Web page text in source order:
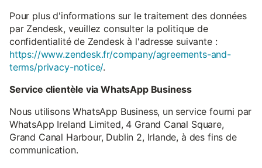
Pour plus d'informations sur le traitement des données
par Zendesk, veuillez consulter la politique de
confidentialité de Zendesk à l'adresse suivante :
https://www.zendesk.fr/company/agreements-and-
terms/privacy-notice/.
Service clientèle via WhatsApp Business
Nous utilisons WhatsApp Business, un service fourni par
WhatsApp Ireland Limited, 4 Grand Canal Square,
Grand Canal Harbour, Dublin 2, Irlande, à des fins de
communication.